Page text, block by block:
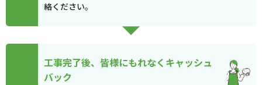
絡ください。
工事完了後、皆様にもれなくキャッシュ
バック